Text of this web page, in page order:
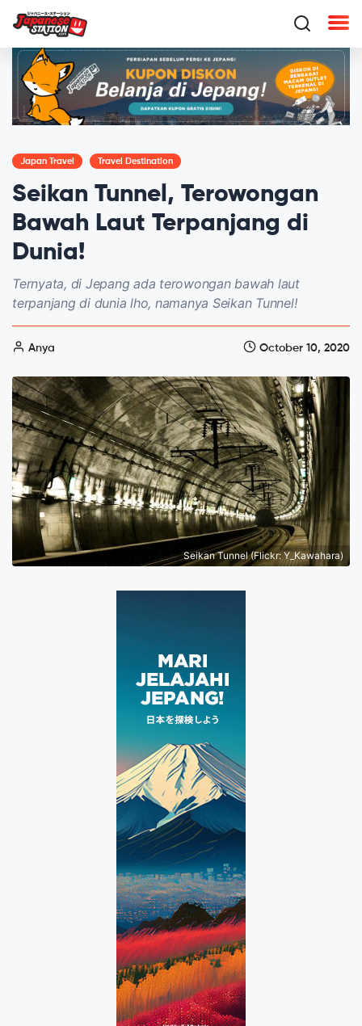
Japan Travel Travel Destination
Seikan Tunnel, Terowongan
Bawah Laut Terpanjang di
Dunia!
Ternyata, di Jepang ada terowongan bawah laut
terpanjang di dunia lho, namanya Seikan Tunnel!
Anya October 10, 2020
Seikan Tunnel (Flickr: Y_Kawahara)